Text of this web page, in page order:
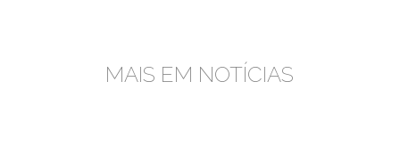
MAIS EM NOTÍCIAS